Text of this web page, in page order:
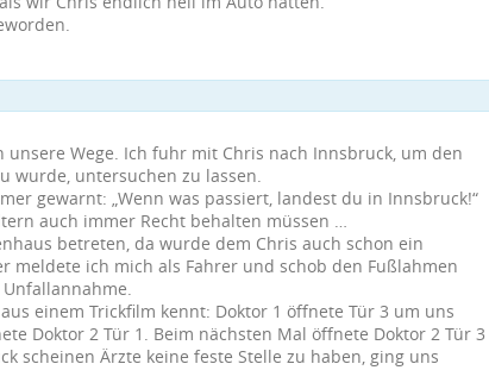
Wege. Ich fuhr mit Chris nach Innsbruck, um den
wurde, untersuchen zu lassen.
gewarnt: „Wenn was passiert, landest du in Innsbruck!“
auch immer Recht behalten müssen …
betreten, da wurde dem Chris auch schon ein
meldete ich mich als Fahrer und schob den Fußlahmen
einem Trickfilm kennt: Doktor 1 öffnete Tür 3 um uns
Doktor 2 Tür 1. Beim nächsten Mal öffnete Doktor 2 Tür 3
scheinen Ärzte keine feste Stelle zu haben, ging uns